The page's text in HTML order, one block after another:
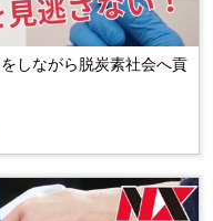
しながら脱炭素社会へ貢